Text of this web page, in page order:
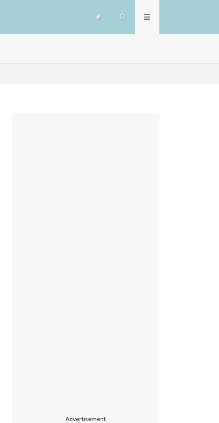
Advertisement